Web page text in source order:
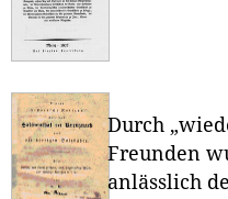
Durch
Freunden
anlässlich